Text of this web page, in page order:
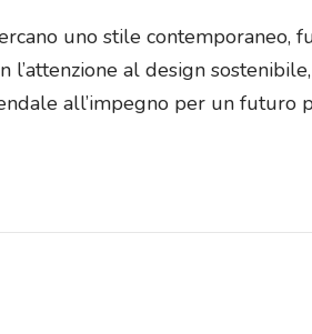
uno stile contemporaneo,
l’attenzione al design
all’impegno per un futuro